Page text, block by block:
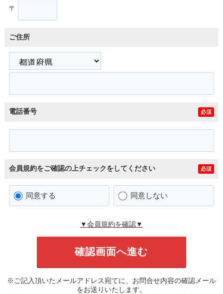
〒
ご住所
電話番号 必須
会員規約をご確認の上チェックをしてください 必須
同意する 同意しない
▼会員規約を確認▼
※ご記入頂いたメールアドレス宛てに、お問合せ内容の確認メール
をお送りいたします。